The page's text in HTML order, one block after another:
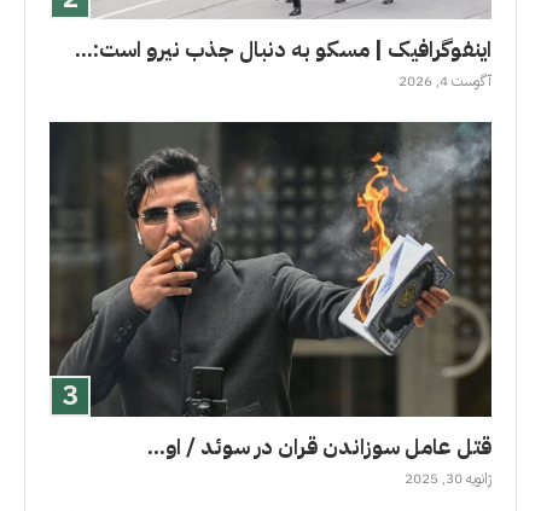
اینفوگرافیک | مسکو به دنبال جذب نیرو است:...
آگوست 4, 2026
قتل عامل سوزاندن قران در سوئد / او...
ژانویه 30, 2025